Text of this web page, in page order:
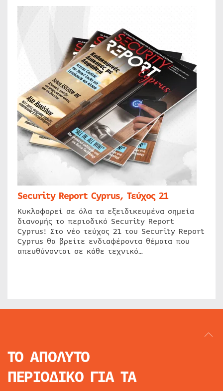
Security Report Cyprus, Τεύχος 21
Κυκλοφορεί σε όλα τα εξειδικευμένα σημεία
διανομής το περιοδικό Security Report
Cyprus! Στο νέο τεύχος 21 του Security Report
Cyprus θα βρείτε ενδιαφέροντα θέματα που
απευθύνονται σε κάθε τεχνικό…
ΤΟ ΑΠΟΛΥΤΟ
ΠΕΡΙΟΔΙΚΟ ΓΙΑ ΤΑ